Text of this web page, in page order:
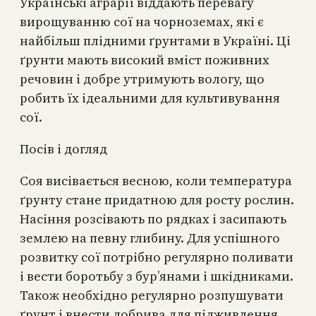
вирощуванню сої на чорноземах, які є
найбільш плідними ґрунтами в Україні. Ці
ґрунти мають високий вміст поживних
речовин і добре утримують вологу, що
робить їх ідеальними для культивування
сої.
Посів і догляд
Соя висівається весною, коли температура
ґрунту стане придатною для росту рослин.
Насіння розсівають по рядках і засипають
землею на певну глибину. Для успішного
розвитку сої потрібно регулярно поливати
і вести боротьбу з бур’янами і шкідниками.
Також необхідно регулярно розпушувати